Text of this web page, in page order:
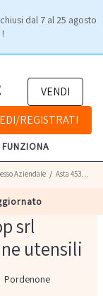
dal 7 al 25 agosto
VENDI
REGISTRATI
Aziendale / Asta 4539
srl
utensili
Pordenone